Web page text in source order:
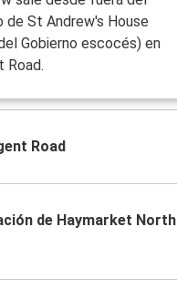
de St Andrew's House
Gobierno escocés) en
Road.
Road
de Haymarket North